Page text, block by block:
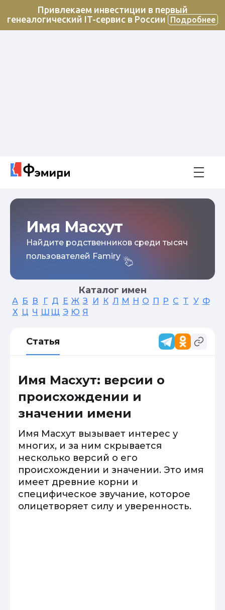
Привлекаем инвестиции в первый
генеалогический IT-сервис в России
Подробнее
Имя Масхут
Найдите родственников среди тысяч
пользователей Famiry
Каталог имен
А Б В Г Д Е Ж З И К Л М Н О П Р С Т У Ф
Х Ц Ч Ш Щ Э Ю Я
Статья
Имя Масхут: версии о
происхождении и
значении имени
Имя Масхут вызывает интерес у
многих, и за ним скрывается
несколько версий о его
происхождении и значении. Это имя
имеет древние корни и
специфическое звучание, которое
олицетворяет силу и уверенность.